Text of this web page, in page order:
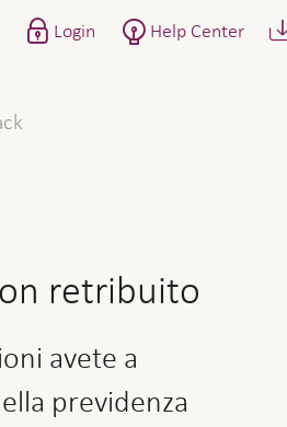
Login Help Center
retribuito
avete a
previdenza